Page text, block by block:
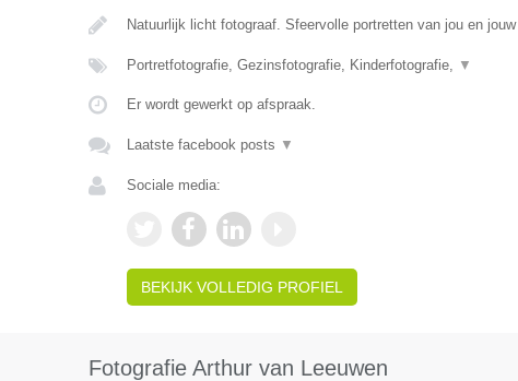
Natuurlijk licht fotograaf. Sfeervolle portretten van jou en jouw
Portretfotografie, Gezinsfotografie, Kinderfotografie, ▼
Er wordt gewerkt op afspraak.
Laatste facebook posts ▼
Sociale media:
BEKIJK VOLLEDIG PROFIEL
Fotografie Arthur van Leeuwen